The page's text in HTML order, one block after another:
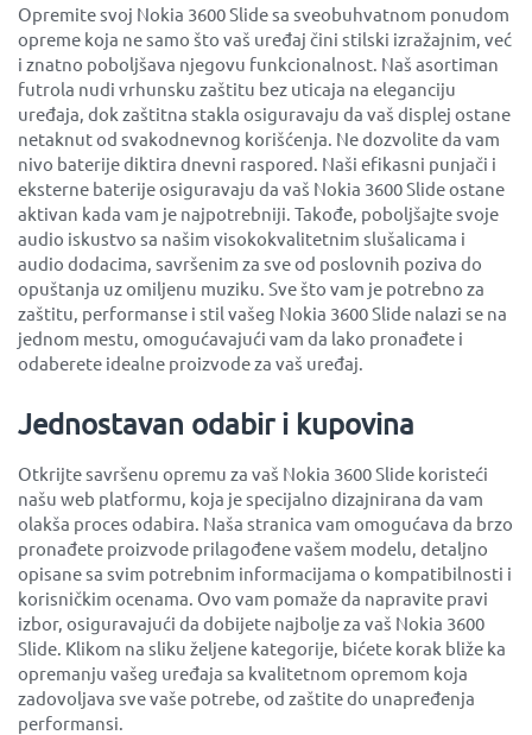
Opremite svoj Nokia 3600 Slide sa sveobuhvatnom ponudom
opreme koja ne samo što vaš uređaj čini stilski izražajnim, već
i znatno poboljšava njegovu funkcionalnost. Naš asortiman
futrola nudi vrhunsku zaštitu bez uticaja na eleganciju
uređaja, dok zaštitna stakla osiguravaju da vaš displej ostane
netaknut od svakodnevnog korišćenja. Ne dozvolite da vam
nivo baterije diktira dnevni raspored. Naši efikasni punjači i
eksterne baterije osiguravaju da vaš Nokia 3600 Slide ostane
aktivan kada vam je najpotrebniji. Takođe, poboljšajte svoje
audio iskustvo sa našim visokokvalitetnim slušalicama i
audio dodacima, savršenim za sve od poslovnih poziva do
opuštanja uz omiljenu muziku. Sve što vam je potrebno za
zaštitu, performanse i stil vašeg Nokia 3600 Slide nalazi se na
jednom mestu, omogućavajući vam da lako pronađete i
odaberete idealne proizvode za vaš uređaj.
Jednostavan odabir i kupovina
Otkrijte savršenu opremu za vaš Nokia 3600 Slide koristeći
našu web platformu, koja je specijalno dizajnirana da vam
olakša proces odabira. Naša stranica vam omogućava da brzo
pronađete proizvode prilagođene vašem modelu, detaljno
opisane sa svim potrebnim informacijama o kompatibilnosti i
korisničkim ocenama. Ovo vam pomaže da napravite pravi
izbor, osiguravajući da dobijete najbolje za vaš Nokia 3600
Slide. Klikom na sliku željene kategorije, bićete korak bliže ka
opremanju vašeg uređaja sa kvalitetnom opremom koja
zadovoljava sve vaše potrebe, od zaštite do unapređenja
performansi.